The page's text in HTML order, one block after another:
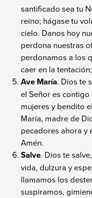
santificado sea tu
reino; hágase tu
cielo. Danos hoy
perdona nuestras
perdonamos a los
caer en la
Ave María. Dios te
el Señor es
mujeres y bendito
María, madre de
pecadores ahora y
Amén.
Salve. Dios te
vida, dulzura y
llamamos los
suspiramos,